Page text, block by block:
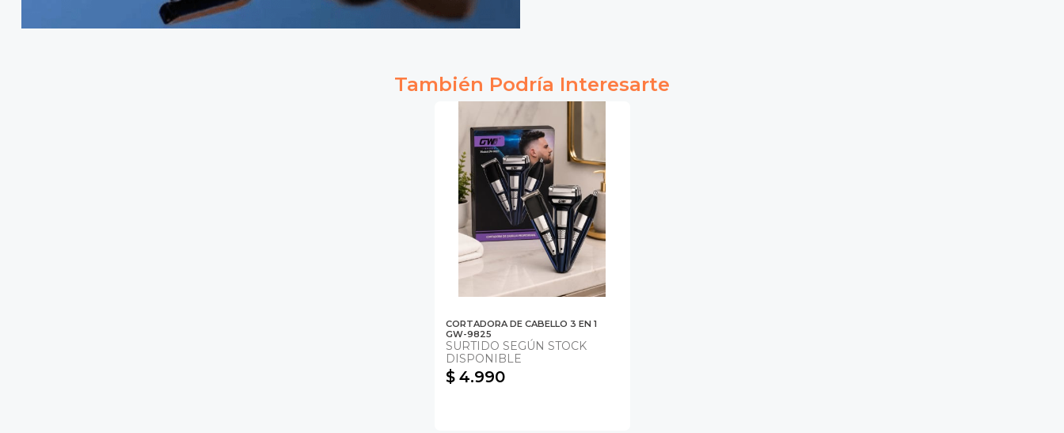
También Podría Interesarte
CORTADORA DE CABELLO 3 EN 1
GW-9825
SURTIDO SEGÚN STOCK
DISPONIBLE
$ 4.990